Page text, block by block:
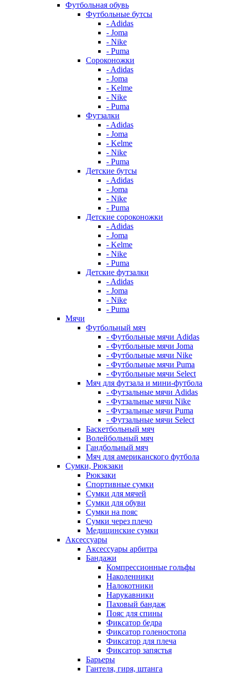
Футбольная обувь
Футбольные бутсы
- Adidas
- Joma
- Nike
- Puma
Сороконожки
- Adidas
- Joma
- Kelme
- Nike
- Puma
Футзалки
- Adidas
- Joma
- Kelme
- Nike
- Puma
Детские бутсы
- Adidas
- Joma
- Nike
- Puma
Детские сороконожки
- Adidas
- Joma
- Kelme
- Nike
- Puma
Детские футзалки
- Adidas
- Joma
- Nike
- Puma
Мячи
Футбольный мяч
- Футбольные мячи Adidas
- Футбольные мячи Joma
- Футбольные мячи Nike
- Футбольные мячи Puma
- Футбольные мячи Select
Мяч для футзала и мини-футбола
- Футзальные мячи Adidas
- Футзальные мячи Nike
- Футзальные мячи Puma
- Футзальные мячи Select
Баскетбольный мяч
Волейбольный мяч
Гандбольный мяч
Мяч для американского футбола
Сумки, Рюкзаки
Рюкзаки
Спортивные сумки
Сумки для мячей
Сумки для обуви
Сумки на пояс
Сумки через плечо
Медицинские сумки
Аксессуары
Аксессуары арбитра
Бандажи
Компрессионные гольфы
Наколенники
Налокотники
Нарукавники
Паховый бандаж
Пояс для спины
Фиксатор бедра
Фиксатор голеностопа
Фиксатор для плеча
Фиксатор запястья
Барьеры
Гантеля, гиря, штанга